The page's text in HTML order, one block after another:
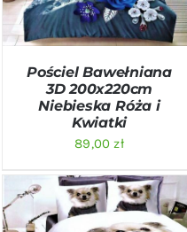
Pościel Bawełniana
3D 200x220cm
Niebieska Róża i
Kwiatki
89,00zł